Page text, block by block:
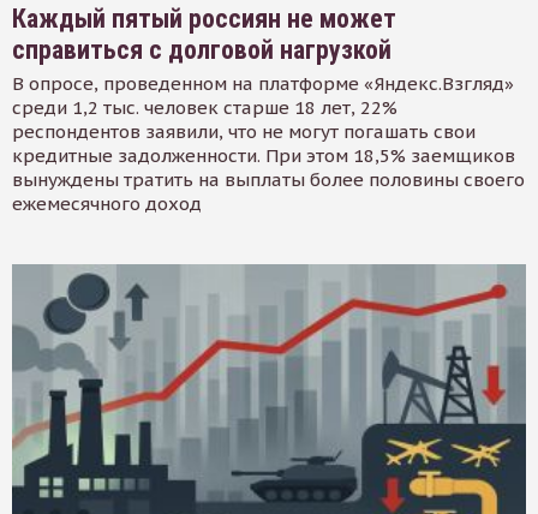
Каждый пятый россиян не может
справиться с долговой нагрузкой
В опросе, проведенном на платформе «Яндекс.Взгляд»
среди 1,2 тыс. человек старше 18 лет, 22%
респондентов заявили, что не могут погашать свои
кредитные задолженности. При этом 18,5% заемщиков
вынуждены тратить на выплаты более половины своего
ежемесячного доход